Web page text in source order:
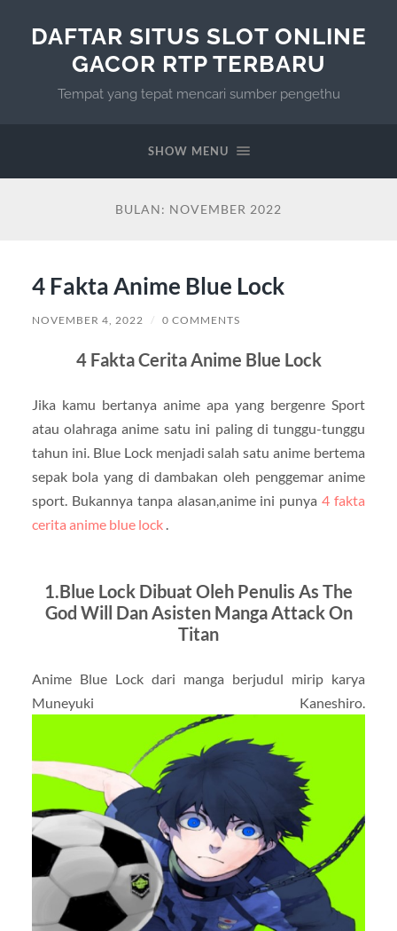
DAFTAR SITUS SLOT ONLINE
GACOR RTP TERBARU
Tempat yang tepat mencari sumber pengethu
SHOW MENU
BULAN: NOVEMBER 2022
4 Fakta Anime Blue Lock
NOVEMBER 4, 2022 / 0 COMMENTS
4 Fakta Cerita Anime Blue Lock
Jika kamu bertanya anime apa yang bergenre Sport
atau olahraga anime satu ini paling di tunggu-tunggu
tahun ini. Blue Lock menjadi salah satu anime bertema
sepak bola yang di dambakan oleh penggemar anime
sport. Bukannya tanpa alasan,anime ini punya4 fakta
cerita anime blue lock.
1.Blue Lock Dibuat Oleh Penulis As The
God Will Dan Asisten Manga Attack On
Titan
Anime Blue Lock dari manga berjudul mirip karya
Muneyuki Kaneshiro.